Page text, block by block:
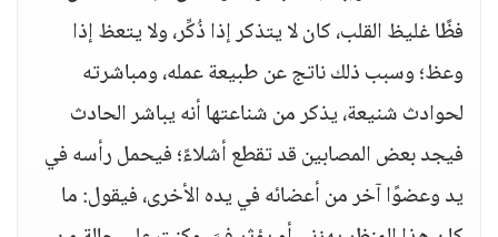
فظًا غليظ القلب، كان لا يتذكر إذا ذُكِّر، ولا يتعظ إذا
وعظ؛ وسبب ذلك ناتج عن طبيعة عمله، ومباشرته
لحوادث شنيعة، يذكر من شناعتها أنه يباشر الحادث
فيجد بعض المصابين قد تقطع أشلاءً؛ فيحمل رأسه في
يد وعضوًا آخر من أعضائه في يده الأخرى، فيقول: ما